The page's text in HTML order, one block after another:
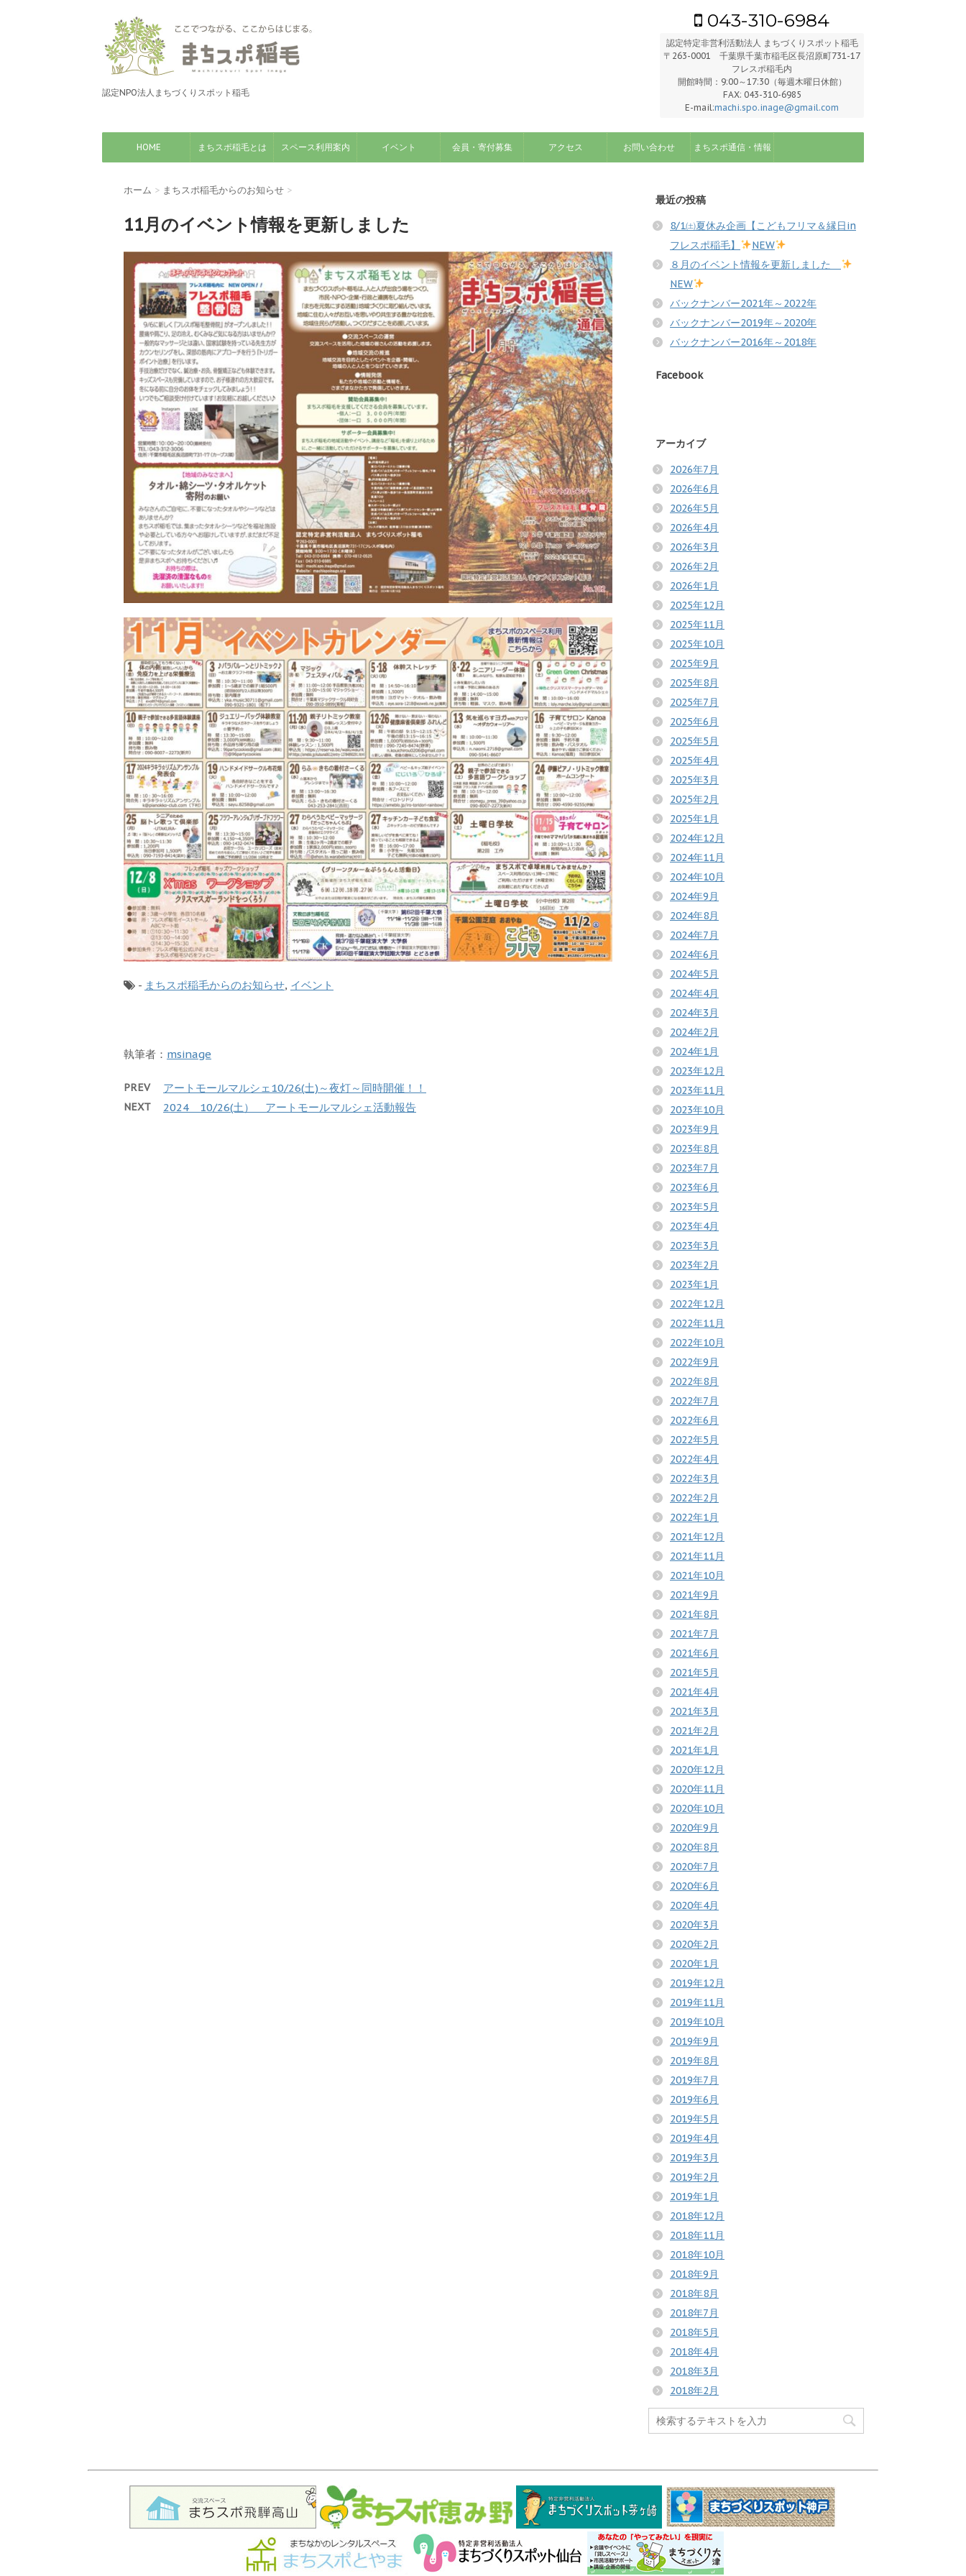
認定NPO法人まちづくりスポット稲毛
043-310-6984
認定特定非営利活動法人 まちづくりスポット稲毛
〒263-0001 千葉県千葉市稲毛区長沼原町731-17
フレスポ稲毛内
開館時間：9:00～17:30（毎週木曜日休館）
FAX: 043-310-6985
E-mail:machi.spo.inage@gmail.com
HOME まちスポ稲毛とは スペース利用案内 イベント 会員・寄付募集 アクセス お問い合わせ まちスポ通信・情報
ホーム > まちスポ稲毛からのお知らせ >
11月のイベント情報を更新しました
- まちスポ稲毛からのお知らせ, イベント
執筆者： msinage
PREV アートモールマルシェ10/26(土)～夜灯～同時開催！！
NEXT 2024 10/26(土） アートモールマルシェ活動報告
最近の投稿
8/1㈯夏休み企画【こどもフリマ＆縁日in
フレスポ稲毛】
NEW
８月のイベント情報を更新しました
NEW
バックナンバー2021年～2022年
バックナンバー2019年～2020年
バックナンバー2016年～2018年
Facebook
アーカイブ
2026年7月
2026年6月
2026年5月
2026年4月
2026年3月
2026年2月
2026年1月
2025年12月
2025年11月
2025年10月
2025年9月
2025年8月
2025年7月
2025年6月
2025年5月
2025年4月
2025年3月
2025年2月
2025年1月
2024年12月
2024年11月
2024年10月
2024年9月
2024年8月
2024年7月
2024年6月
2024年5月
2024年4月
2024年3月
2024年2月
2024年1月
2023年12月
2023年11月
2023年10月
2023年9月
2023年8月
2023年7月
2023年6月
2023年5月
2023年4月
2023年3月
2023年2月
2023年1月
2022年12月
2022年11月
2022年10月
2022年9月
2022年8月
2022年7月
2022年6月
2022年5月
2022年4月
2022年3月
2022年2月
2022年1月
2021年12月
2021年11月
2021年10月
2021年9月
2021年8月
2021年7月
2021年6月
2021年5月
2021年4月
2021年3月
2021年2月
2021年1月
2020年12月
2020年11月
2020年10月
2020年9月
2020年8月
2020年7月
2020年6月
2020年4月
2020年3月
2020年2月
2020年1月
2019年12月
2019年11月
2019年10月
2019年9月
2019年8月
2019年7月
2019年6月
2019年5月
2019年4月
2019年3月
2019年2月
2019年1月
2018年12月
2018年11月
2018年10月
2018年9月
2018年8月
2018年7月
2018年5月
2018年4月
2018年3月
2018年2月